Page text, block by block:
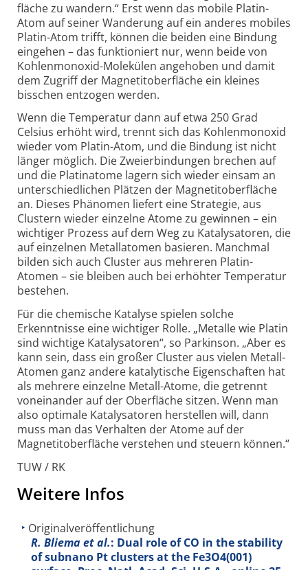
fläche zu wandern.“ Erst wenn das mobile Platin-
Atom auf seiner Wanderung auf ein anderes mobiles
Platin-Atom trifft, können die beiden eine Bindung
eingehen – das funk­tio­niert nur, wenn beide von
Kohlen­monoxid-Mole­külen ange­hoben und damit
dem Zugriff der Magnetit­ober­fläche ein kleines
bisschen ent­zogen werden.
Wenn die Temperatur dann auf etwa 250 Grad
Celsius erhöht wird, trennt sich das Kohlen­monoxid
wieder vom Platin-Atom, und die Bindung ist nicht
länger möglich. Die Zweier­bindungen brechen auf
und die Platin­atome lagern sich wieder einsam an
unter­schied­lichen Plätzen der Magnetit­ober­fläche
an. Dieses Phänomen liefert eine Strategie, aus
Clustern wieder einzelne Atome zu gewinnen – ein
wichtiger Prozess auf dem Weg zu Kata­ly­satoren, die
auf einzelnen Metall­atomen basieren. Manch­mal
bilden sich auch Cluster aus mehreren Platin-
Atomen – sie bleiben auch bei erhöhter Tempe­ratur
bestehen.
Für die chemische Katalyse spielen solche
Erkenntnisse eine wichtiger Rolle. „Metalle wie Platin
sind wichtige Kata­ly­satoren“, so Parkinson. „Aber es
kann sein, dass ein großer Cluster aus vielen Metall-
Atomen ganz andere kata­ly­tische Eigen­schaften hat
als mehrere einzelne Metall-Atome, die getrennt
voneinander auf der Ober­fläche sitzen. Wenn man
also optimale Kata­ly­satoren her­stellen will, dann
muss man das Ver­halten der Atome auf der
Magnetit­ober­fläche ver­stehen und steuern können.“
TUW / RK
Weitere Infos
Originalveröffentlichung
R. Bliema et al.: Dual role of CO in the stability
of subnano Pt clusters at the Fe3O4(001)